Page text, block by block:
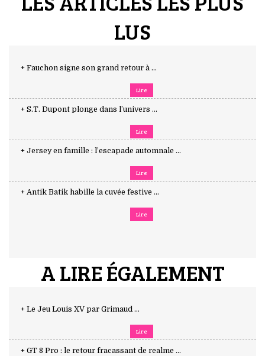
LUS
+ Fauchon signe son grand retour à ...
Lire
+ S.T. Dupont plonge dans l’univers ...
Lire
+ Jersey en famille : l’escapade automnale ...
Lire
+ Antik Batik habille la cuvée festive ...
Lire
A LIRE ÉGALEMENT
+ Le Jeu Louis XV par Grimaud ...
Lire
+ GT 8 Pro : le retour fracassant de realme ...